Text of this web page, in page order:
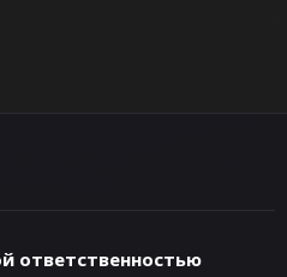
ответственностью